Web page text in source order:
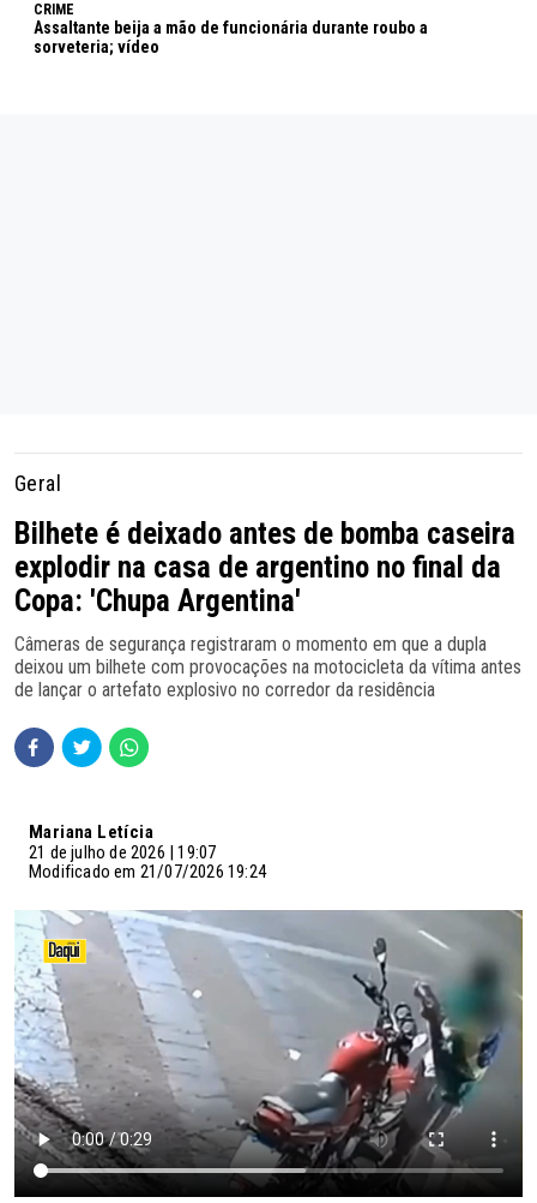
CRIME
Assaltante beija a mão de funcionária durante roubo a
sorveteria; vídeo
Geral
Bilhete é deixado antes de bomba caseira
explodir na casa de argentino no final da
Copa: 'Chupa Argentina'
Câmeras de segurança registraram o momento em que a dupla
deixou um bilhete com provocações na motocicleta da vítima antes
de lançar o artefato explosivo no corredor da residência
Mariana Letícia
21 de julho de 2026 | 19:07
Modificado em 21/07/2026 19:24